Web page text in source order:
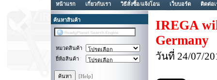
หน้าแรก เกี่ยวกับเรา วิธีสั่งซื้อ/แจ้งโอน เว็บบอร์ด ติดต่อเ
ค้นหาสินค้า
หมวดสินค้า
ยี่ห้อสินค้า
[Help]
IREGA
Germany
วันที่ 24/07/